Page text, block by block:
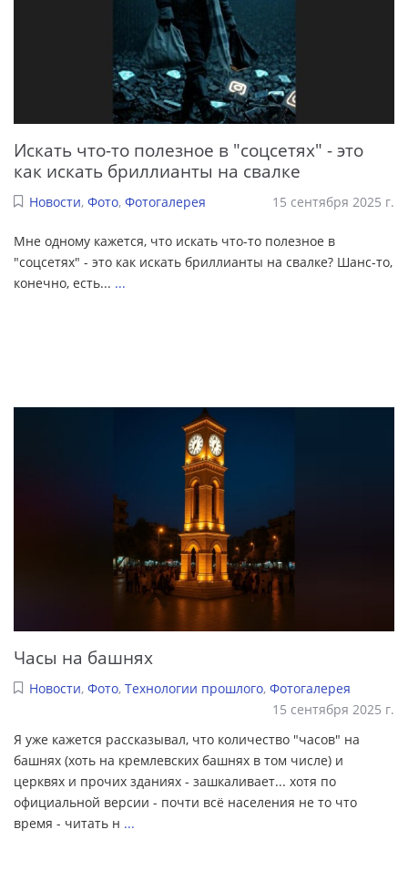
Искать что-то полезное в "соцсетях" - это
как искать бриллианты на свалке
Новости, Фото, Фотогалерея 15 сентября 2025 г.
Мне одному кажется, что искать что-то полезное в
"соцсетях" - это как искать бриллианты на свалке? Шанс-то,
конечно, есть... ...
Часы на башнях
Новости, Фото, Технологии прошлого, Фотогалерея
15 сентября 2025 г.
Я уже кажется рассказывал, что количество "часов" на
башнях (хоть на кремлевских башнях в том числе) и
церквях и прочих зданиях - зашкаливает... хотя по
официальной версии - почти всё населения не то что
время - читать н ...